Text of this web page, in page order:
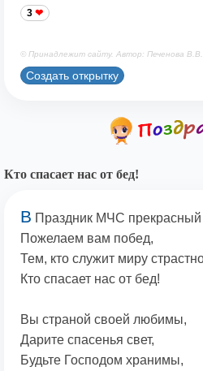
3
© Принадлежит сайту. Автор: Печенова В.В.
Создать открытку
Кто спасает нас от бед!
В Праздник МЧС прекрасный
Пожелаем вам побед,
Тем, кто служит миру
Кто спасает нас от бед!
Вы страной своей любимы,
Дарите спасенья свет,
Будьте Господом хранимы,